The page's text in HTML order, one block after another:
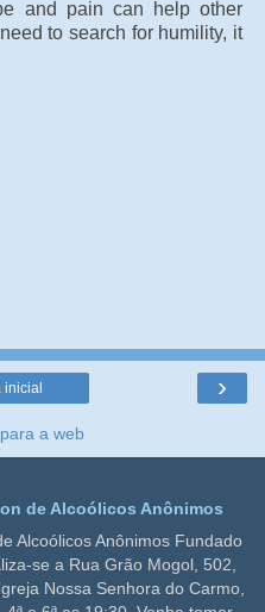
and pain can help other
to search for humility, it
›
inicial
a web
de Alcoólicos Anônimos
Alcoólicos Anônimos Fundado
se a Rua Grão Mogol, 502,
Nossa Senhora do Carmo,